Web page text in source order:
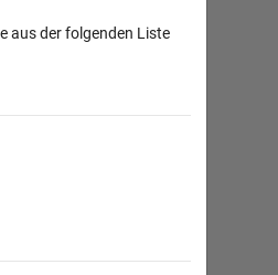
aus der folgenden Liste